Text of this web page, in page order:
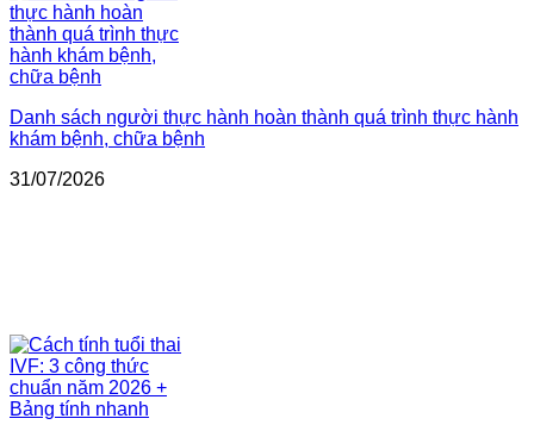
Danh sách người thực hành hoàn thành quá trình thực hành
khám bệnh, chữa bệnh
31/07/2026